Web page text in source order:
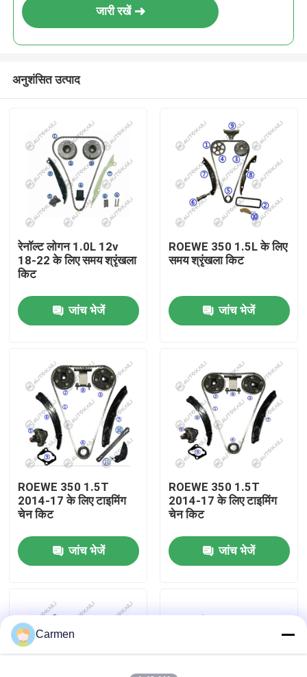
घर
उत्पाद
विडियो
हमारे बारे में
कारखाने का दौरा
गुणवत्ता नियंत्रण
हमसे संपर्क करें
बोली मांगें
जारी रखें
अनुशंसित उत्पाद
रेनॉल्ट लोगन 1.0L 12v
18-22 के लिए समय श्रृंखला
किट
जांच भेजें
ROEWE 350 1.5L के लिए
समय श्रृंखला किट
जांच भेजें
ROEWE 350 1.5T
2014-17 के लिए टाइमिंग
चेन किट
जांच भेजें
ROEWE 350 1.5T
2014-17 के लिए टाइमिंग
चेन किट
जांच भेजें
Carmen